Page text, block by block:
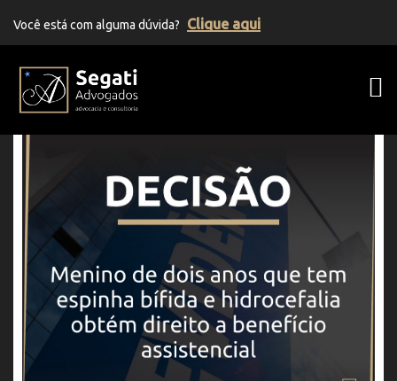
Você está com alguma dúvida? Clique aqui